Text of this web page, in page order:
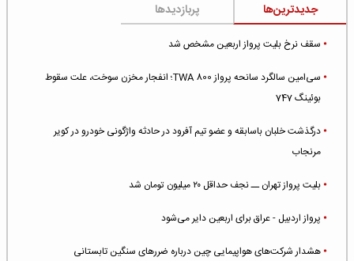
جدیدترین‌ها پربازدیدها
سقف نرخ بلیت پرواز اربعین مشخص شد
سی‌امین سالگرد سانحه پرواز TWA 800؛ انفجار مخزن سوخت، علت سقوط
بوئینگ 747
درگذشت خلبان باسابقه و عضو تیم آفرود در حادثه واژگونی خودرو در کویر
مرنجاب
بلیت پرواز تهران ــ نجف حداقل ۲۰ میلیون تومان شد
پرواز اردبیل - عراق برای اربعین دایر می‌شود
هشدار شرکت‌های هواپیمایی چین درباره ضررهای سنگین تابستانی